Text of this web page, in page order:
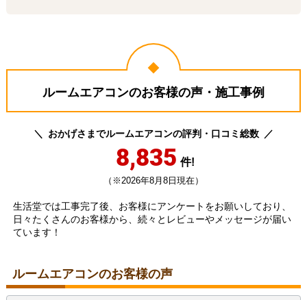
ルームエアコンのお客様の声・施工事例
おかげさまでルームエアコンの評判・口コミ総数
8,835 件!
（※2026年8月8日現在）
生活堂では工事完了後、お客様にアンケートをお願いしており、
日々たくさんのお客様から、続々とレビューやメッセージが届い
ています！
ルームエアコンのお客様の声